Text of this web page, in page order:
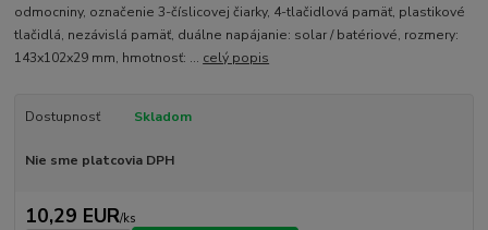
odmocniny, označenie 3-číslicovej čiarky, 4-tlačidlová pamäť, plastikové
tlačidlá, nezávislá pamäť, duálne napájanie: solar / batériové, rozmery:
143x102x29 mm, hmotnosť: ... celý popis
Dostupnosť Skladom
Nie sme platcovia DPH
10,29 EUR/ks